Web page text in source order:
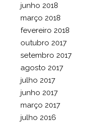
junho 2018
março 2018
fevereiro 2018
outubro 2017
setembro 2017
agosto 2017
julho 2017
junho 2017
março 2017
julho 2016